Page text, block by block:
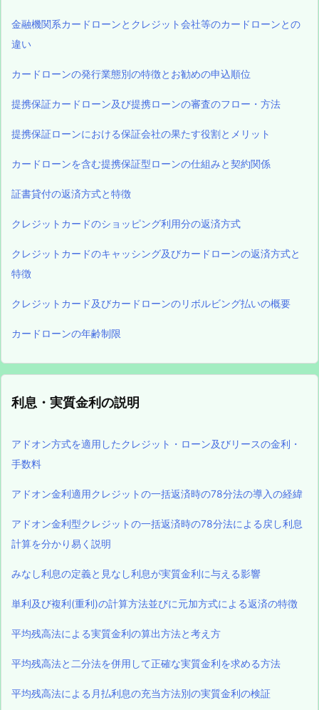
金融機関系カードローンとクレジット会社等のカードローンとの
違い
カードローンの発行業態別の特徴とお勧めの申込順位
提携保証カードローン及び提携ローンの審査のフロー・方法
提携保証ローンにおける保証会社の果たす役割とメリット
カードローンを含む提携保証型ローンの仕組みと契約関係
証書貸付の返済方式と特徴
クレジットカードのショッピング利用分の返済方式
クレジットカードのキャッシング及びカードローンの返済方式と
特徴
クレジットカード及びカードローンのリボルビング払いの概要
カードローンの年齢制限
利息・実質金利の説明
アドオン方式を適用したクレジット・ローン及びリースの金利・
手数料
アドオン金利適用クレジットの一括返済時の78分法の導入の経緯
アドオン金利型クレジットの一括返済時の78分法による戻し利息
計算を分かり易く説明
みなし利息の定義と見なし利息が実質金利に与える影響
単利及び複利(重利)の計算方法並びに元加方式による返済の特徴
平均残高法による実質金利の算出方法と考え方
平均残高法と二分法を併用して正確な実質金利を求める方法
平均残高法による月払利息の充当方法別の実質金利の検証